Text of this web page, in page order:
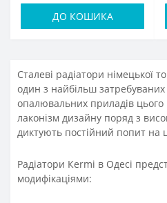
ДО КОШИКА
Сталеві радіатори німецької
один з найбільш затребуваних
опалювальних приладів цього
лаконізм дизайну поряд з
диктують постійний попит на
Радіатори Кermi в Одесі
модифікаціями: